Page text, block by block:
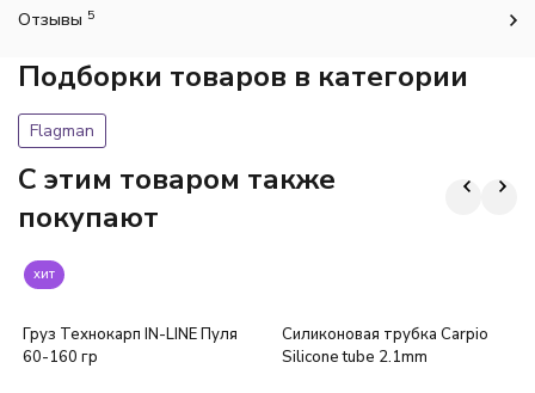
Отзывы 5
Подборки товаров в категории
Flagman
C этим товаром также
покупают
хит
Груз Технокарп IN-LINE Пуля
60-160 гр
Силиконовая трубка Carpio
Silicone tube 2.1mm